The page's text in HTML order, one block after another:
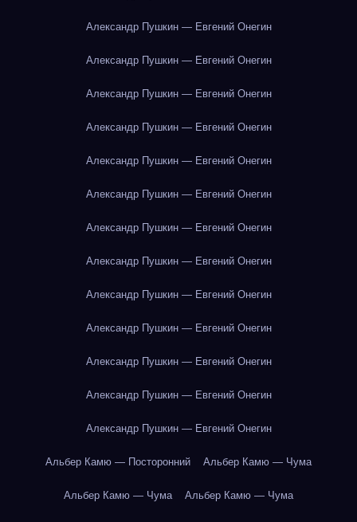
Александр Пушкин — Евгений Онегин
Александр Пушкин — Евгений Онегин
Александр Пушкин — Евгений Онегин
Александр Пушкин — Евгений Онегин
Александр Пушкин — Евгений Онегин
Александр Пушкин — Евгений Онегин
Александр Пушкин — Евгений Онегин
Александр Пушкин — Евгений Онегин
Александр Пушкин — Евгений Онегин
Александр Пушкин — Евгений Онегин
Александр Пушкин — Евгений Онегин
Александр Пушкин — Евгений Онегин
Александр Пушкин — Евгений Онегин
Альбер Камю — Посторонний Альбер Камю — Чума
Альбер Камю — Чума Альбер Камю — Чума